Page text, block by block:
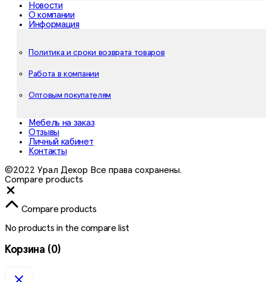
Новости
О компании
Информация
Политика и сроки возврата товаров
Работа в компании
Оптовым покупателям
Мебель на заказ
Отзывы
Личный кабинет
Контакты
©2022 Урал Декор Все права сохранены.
Compare products
Compare products
No products in the compare list
Корзина (0)